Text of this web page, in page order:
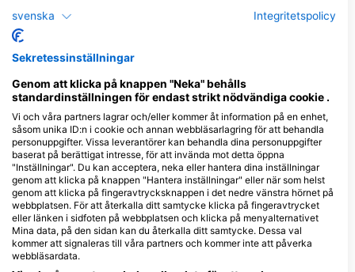
Curaçaos balans mellan dyk från land och platser som är
tillgängliga med båt säkerställer att dykare kan uppleva en
mängd olika undervattenslandskap, från orörda rev till mer
avskilda platser som endast kan nås med båt. De friska
korallreven och det rika marina livet gör varje dyk unikt, med
utmärkt sikt och varmt vatten som välkomnar dykare året runt.
Oavsett om du väljer ett nattdyk eller observerar speciella
beteenden hos det marina livet, lovar Curaçao oförglömliga
undervattensäventyr.
Dykcenter
Dive Center van de Ven
Caracasbaaiweg 360, 0000AA
Willemstad, Curacao
Relaxed Guided Dives
Martha Koosje 10, 0000CW
Willemstad, Curacao
svenska Integritetspolicy
Sekretessinställningar
Genom att klicka på knappen "Neka" behålls
standardinställningen för endast strikt nödvändiga cookie .
Vi och våra partners lagrar och/eller kommer åt information på en enhet,
såsom unika ID:n i cookie och annan webbläsarlagring för att behandla
personuppgifter. Vissa leverantörer kan behandla dina personuppgifter
baserat på berättigat intresse, för att invända mot detta öppna
"Inställningar". Du kan acceptera, neka eller hantera dina inställningar
genom att klicka på knappen "Hantera inställningar" eller när som helst
genom att klicka på fingeravtrycksknappen i det nedre vänstra hörnet på
webbplatsen. För att återkalla ditt samtycke klicka på fingeravtrycket
eller länken i sidfoten på webbplatsen och klicka på menyalternativet
Mina data, på den sidan kan du återkalla ditt samtycke. Dessa val
kommer att signaleras till våra partners och kommer inte att påverka
webbläsardata.